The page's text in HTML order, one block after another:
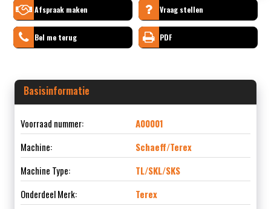
Afspraak maken Vraag stellen
Bel me terug PDF
Basisinformatie
Voorraad nummer:
A00001
Machine:
Schaeff/Terex
Machine Type:
TL/SKL/SKS
Onderdeel Merk:
Terex